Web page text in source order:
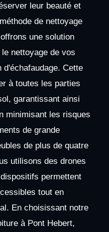
leur beauté et
de nettoyage
une solution
nettoyage de vos
Cette
à toutes les parties
garantissant ainsi
minimisant les risques
de grande
de plus de quatre
utilisons des drones
permettent
tout en
En choisissant notre
à Pont Hebert,